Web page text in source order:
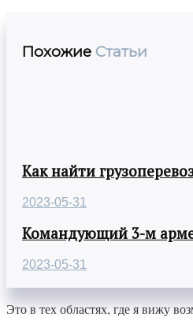
Похожие Статьи
Как найти
2023-05-31
Командующий 3-м
2023-05-31
Это в тех областях, где я вижу